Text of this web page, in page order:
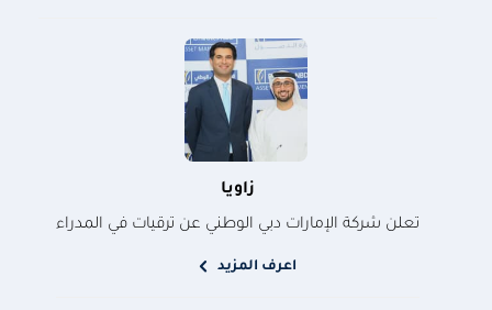
زاويا
تعلن شركة الإمارات دبي الوطني عن ترقيات في المدراء
اعرف المزيد